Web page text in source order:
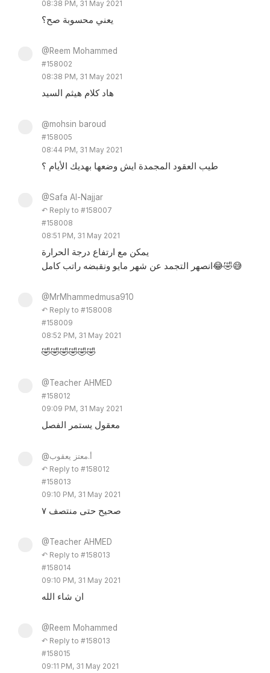
08:38 PM, 31 May 2021
يعني محسوبة صح؟
@Reem Mohammed
#158002
08:38 PM, 31 May 2021
هاد كلام هيثم السيد
@mohsin baroud
#158005
08:44 PM, 31 May 2021
طيب العقود المجمدة ايش وضعها بهديك الأيام ؟
@Safa Al-Najjar
↶ Reply to #158007
#158008
08:51 PM, 31 May 2021
يمكن مع ارتفاع درجة الحرارة
انصهر التجمد عن شهر مايو ونقبضه راتب كامل😂🤣😅
@MrMhammedmusa910
↶ Reply to #158008
#158009
08:52 PM, 31 May 2021
🤣🤣🤣🤣🤣🤣
@Teacher AHMED
#158012
09:09 PM, 31 May 2021
معقول يستمر الفصل
@أ.معتز يعقوب
↶ Reply to #158012
#158013
09:10 PM, 31 May 2021
صحيح حتى منتصف ٧
@Teacher AHMED
↶ Reply to #158013
#158014
09:10 PM, 31 May 2021
ان شاء الله
@Reem Mohammed
↶ Reply to #158013
#158015
09:11 PM, 31 May 2021